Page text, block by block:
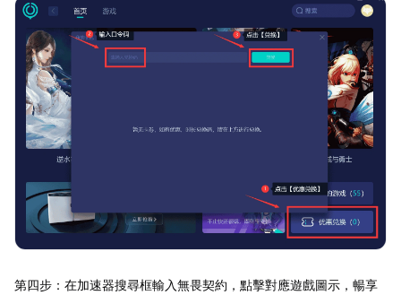
第四步：在加速器搜尋框輸入無畏契約，點擊對應遊戲圖示，暢享